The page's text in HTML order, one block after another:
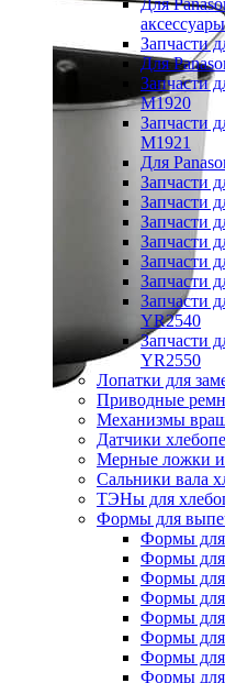
Для
аксессуары
Запчасти
Для
Запчасти
M1920
Запчасти
M1921
Для
Запчасти
Запчасти
Запчасти
Запчасти
Запчасти
Запчасти
Запчасти
YR2540
Запчасти
YR2550
Лопатки для
Приводные
Механизмы
Датчики
Мерные ложки и
Сальники вала
ТЭНы для
Формы для
Формы для
Формы для
Формы для
Формы для
Формы для
Формы для
Формы для
Формы для